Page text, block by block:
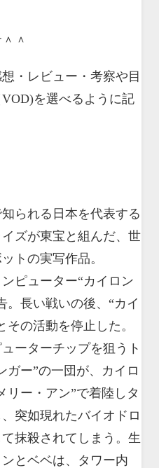
＾
・レビュー・考察や目
を選べるように記
られる日本を代表する
ズが東宝と組んだ、世
トの実写作品。
ピューター“カイロン
。長い戦いの後、“カイ
その活動を停止した。
ーターチップを狙うト
ガー”の一団が、カイロ
リー・アン”で着陸しタ
突如現れたバイオドロ
抹殺されてしまう。生
とベベは、タワー内